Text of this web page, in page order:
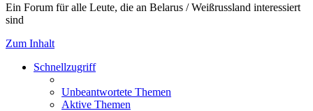
Ein Forum für alle Leute, die an Belarus / Weißrussland interessiert
sind
Zum Inhalt
Schnellzugriff
Unbeantwortete Themen
Aktive Themen